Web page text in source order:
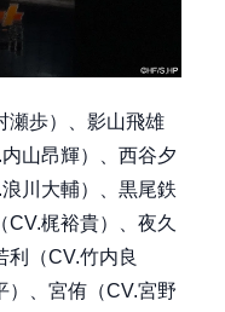
瀬歩）、影山飛雄
山昂輝）、西谷夕
川大輔）、黒尾鉄
梶裕貴）、夜久
利（CV.竹内良
）、宮侑（CV.宮野